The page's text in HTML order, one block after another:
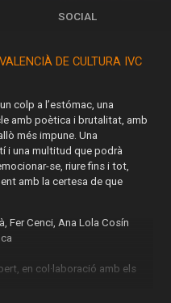
SOCIAL
DE CULTURA IVC
colp a l’estómac, una
amb poètica i brutalitat, amb
més impune. Una
i una multitud que podrà
se, riure fins i tot,
amb la certesa de que
Fer Cenci, Ana Lola Cosín
en col·laboració amb els